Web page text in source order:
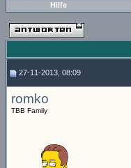
Hilfe
27-11-2013, 08:09
romko
TBB Family